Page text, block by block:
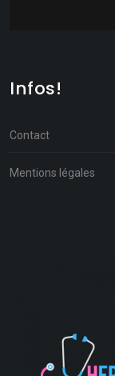
Infos!
Contact
Mentions légales